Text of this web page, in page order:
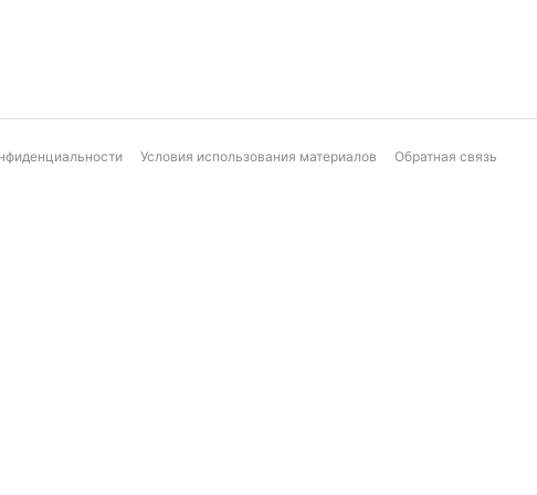
Условия использования материалов Обратная связь